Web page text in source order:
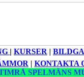
| KURSER |
| KONTAKTA
SPELMÄNS